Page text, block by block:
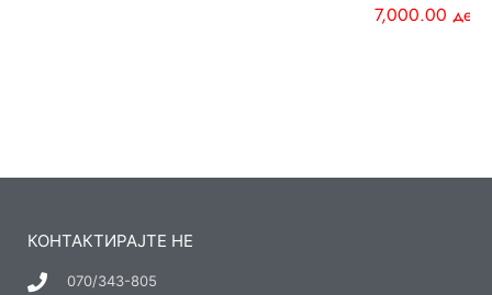
7,000.00 ден
КОНТАКТИРАЈТЕ НЕ
070/343-805